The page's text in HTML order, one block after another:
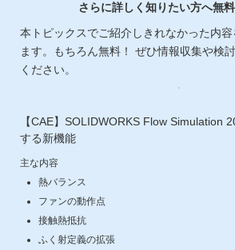
さらに詳しく知りたい方へ無
本トピックスでご紹介しきれなかった内
ます。もちろん無料！ ぜひ情報収集や検
ください。
【CAE】SOLIDWORKS Flow Simulation
する新機能
主な内容
熱バランス
ファンの動作点
接触熱抵抗
ふく射定義の拡張